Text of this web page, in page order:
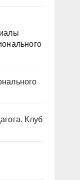
Клуб